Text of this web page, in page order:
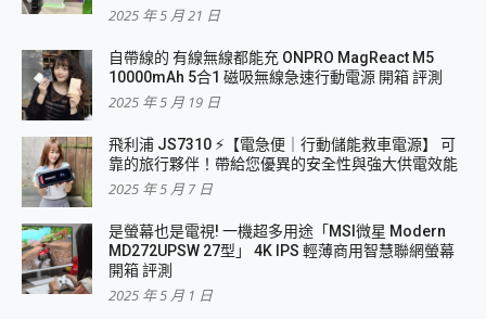
2025 年 5 月 21 日
自帶線的 有線無線都能充 ONPRO MagReact M5
10000mAh 5合1 磁吸無線急速行動電源 開箱 評測
2025 年 5 月 19 日
飛利浦 JS7310 ⚡【電急便｜行動儲能救車電源】 可
靠的旅行夥伴！帶給您優異的安全性與強大供電效能
2025 年 5 月 7 日
是螢幕也是電視! 一機超多用途「MSI微星 Modern
MD272UPSW 27型」 4K IPS 輕薄商用智慧聯網螢幕
開箱 評測
2025 年 5 月 1 日